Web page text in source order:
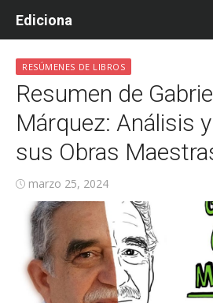
Ediciona
RESÚMENES DE LIBROS
Resumen de
Márquez: Análisis
sus Obras
Posted
marzo 25, 2024